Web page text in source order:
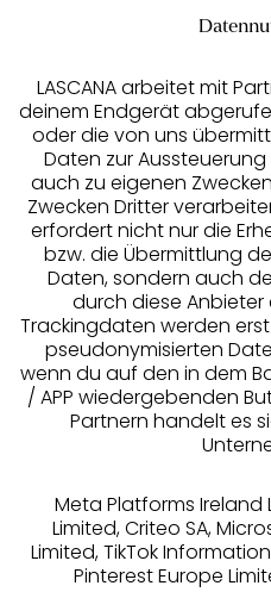
Services
Beratung
Über uns
Rechtliches
Alle Preise inkl. MwSt., zzgl.
LASCANA arbeitet mit
deinem Endgerät
oder die von uns
Daten zur
auch zu eigenen
Zwecken Dritter
erfordert nicht nur die
bzw. die Übermittlung
Daten, sondern auch
durch diese Anbieter
Trackingdaten werden
pseudonymisierten
wenn du auf den in dem
/ APP wiedergebenden
Partnern handelt es
Meta Platforms Ireland
Limited, Criteo SA,
Limited, TikTok
Pinterest Europe